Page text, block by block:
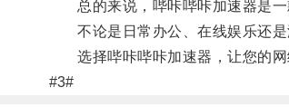
总的来说，哔咔哔咔加速器是一
不论是日常办公、在线娱乐还是
选择哔咔哔咔加速器，让您的网
#3#